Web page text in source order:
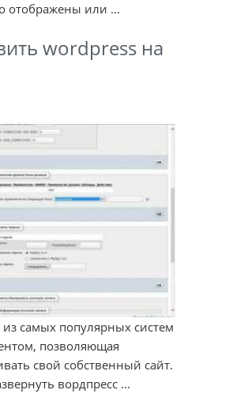
отображены или ...
wordpress на
из самых популярных систем
позволяющая
свой собственный сайт.
вордпресс ...